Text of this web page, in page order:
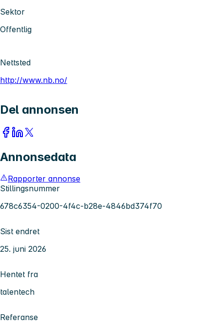
Sektor
Offentlig
Nettsted
http://www.nb.no/
Del annonsen
Annonsedata
Rapporter annonse
Stillingsnummer
678c6354-0200-4f4c-b28e-4846bd374f70
Sist endret
25. juni 2026
Hentet fra
talentech
Referanse